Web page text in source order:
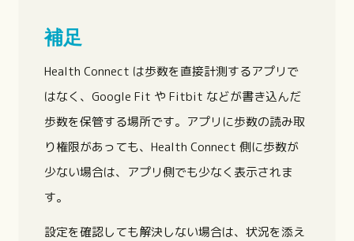
補足
Health Connect は歩数を直接計測するアプリで
はなく、Google Fit や Fitbit などが書き込んだ
歩数を保管する場所です。アプリに歩数の読み取
り権限があっても、Health Connect 側に歩数が
少ない場合は、アプリ側でも少なく表示されま
す。
設定を確認しても解決しない場合は、状況を添え